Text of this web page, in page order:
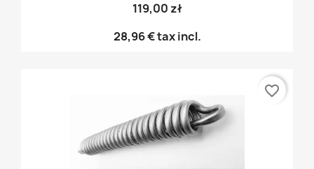
119,00 zł
28,96 €tax incl.
favorite_border